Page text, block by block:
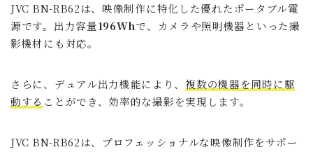
JVC BN-RB62は、映像制作に特化した優れたポータブル電
源です。出力容量196Whで、カメラや照明機器といった撮
影機材にも対応。
さらに、デュアル出力機能により、 複数の機器を同時に駆
動する ことができ、効率的な撮影を実現します。
JVC BN-RB62は、プロフェッショナルな映像制作をサポー